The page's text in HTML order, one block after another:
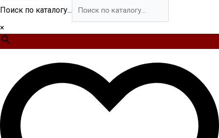
Поиск по каталогу...
×